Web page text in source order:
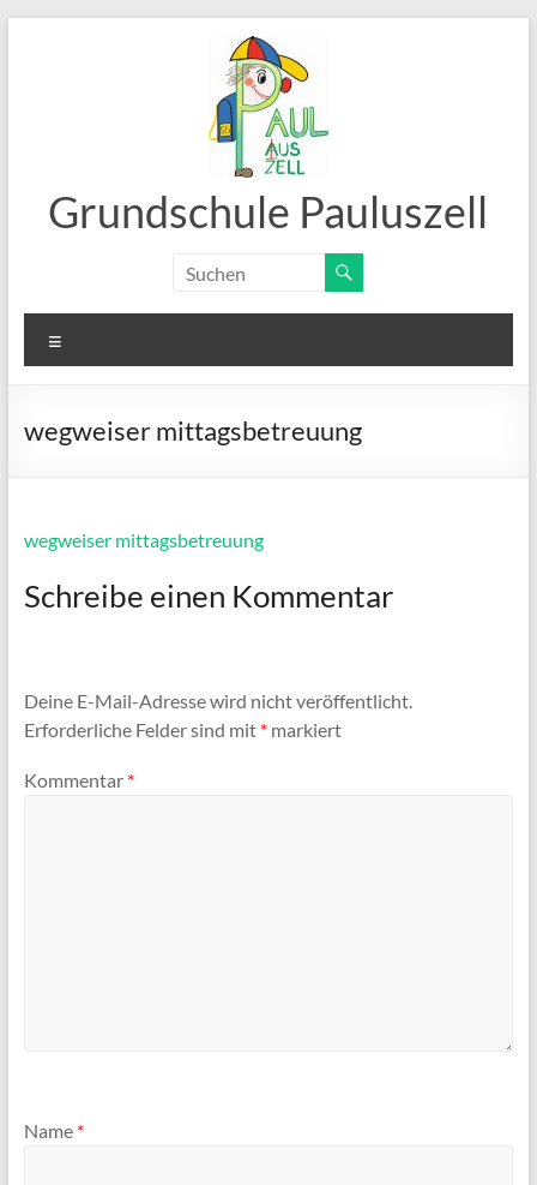
Grundschule Pauluszell
wegweiser mittagsbetreuung
wegweiser mittagsbetreuung
Schreibe einen Kommentar
Deine E-Mail-Adresse wird nicht veröffentlicht.
Erforderliche Felder sind mit *markiert
Kommentar *
Name *